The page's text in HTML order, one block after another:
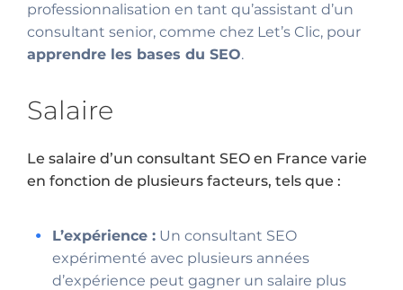
professionnalisation en tant qu’assistant d’un
consultant senior, comme chez Let’s Clic, pour
apprendre les bases du SEO.
Salaire
Le salaire d’un consultant SEO en France varie
en fonction de plusieurs facteurs, tels que :
L’expérience : Un consultant SEO
expérimenté avec plusieurs années
d’expérience peut gagner un salaire plus